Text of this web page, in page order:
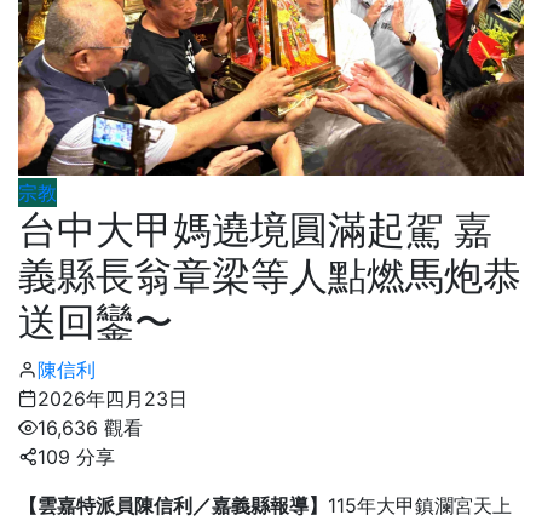
宗教
台中大甲媽遶境圓滿起駕 嘉
義縣長翁章梁等人點燃馬炮恭
送回鑾〜
陳信利
2026年四月23日
16,636 觀看
109 分享
【雲嘉特派員陳信利／嘉義縣報導】 115年大甲鎮瀾宮天上